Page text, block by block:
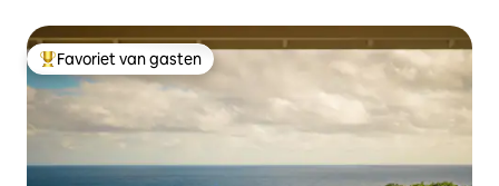
Topfavoriet van gasten
Favoriet van gasten